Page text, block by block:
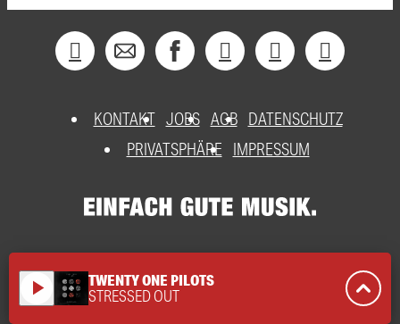
KONTAKT JOBS AGB DATENSCHUTZ
PRIVATSPHÄRE
IMPRESSUM
play_arrow TWENTY ONE PILOTS
STRESSED OUT